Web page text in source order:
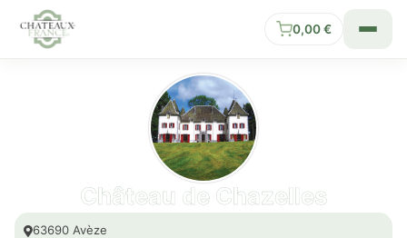
0,00€
Château de Chazelles
63690 Avèze